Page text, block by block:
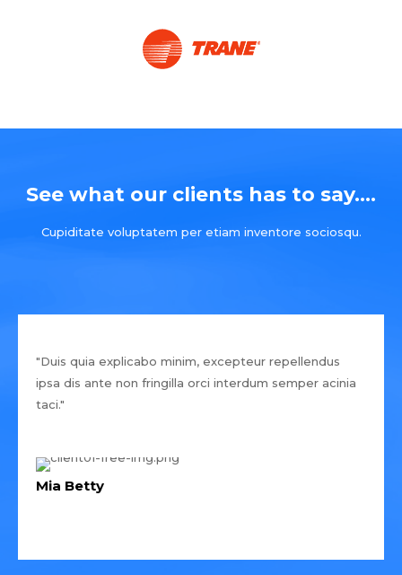
See what our clients has to say....
Cupiditate voluptatem per etiam inventore sociosqu.
"Duis quia explicabo minim, excepteur repellendus
ipsa dis ante non fringilla orci interdum semper acinia
taci."
Mia Betty